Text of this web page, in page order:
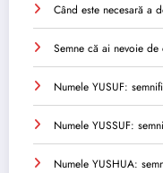
Când este necesară a
Semne că ai nevoie
Numele YUSUF:
Numele YUSSUF:
Numele YUSHUA: